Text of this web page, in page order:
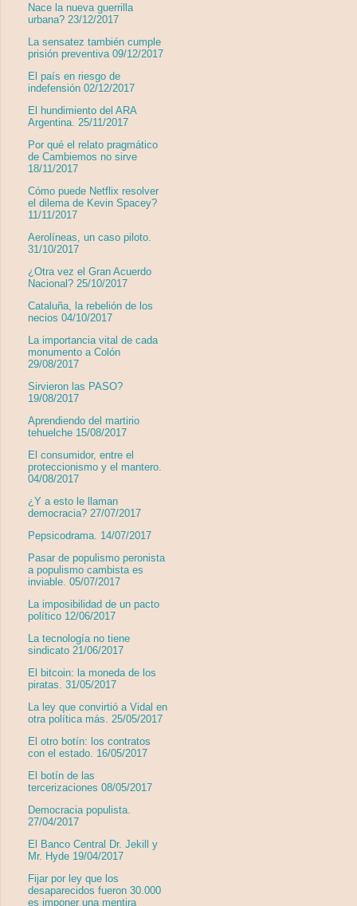
Nace la nueva guerrilla
urbana? 23/12/2017
La sensatez también cumple
prisión preventiva 09/12/2017
El país en riesgo de
indefensión 02/12/2017
El hundimiento del ARA
Argentina. 25/11/2017
Por qué el relato pragmático
de Cambiemos no sirve
18/11/2017
Cómo puede Netflix resolver
el dilema de Kevin Spacey?
11/11/2017
Aerolíneas, un caso piloto.
31/10/2017
¿Otra vez el Gran Acuerdo
Nacional? 25/10/2017
Cataluña, la rebelión de los
necios 04/10/2017
La importancia vital de cada
monumento a Colón
29/08/2017
Sirvieron las PASO?
19/08/2017
Aprendiendo del martirio
tehuelche 15/08/2017
El consumidor, entre el
proteccionismo y el mantero.
04/08/2017
¿Y a esto le llaman
democracia? 27/07/2017
Pepsicodrama. 14/07/2017
Pasar de populismo peronista
a populismo cambista es
inviable. 05/07/2017
La imposibilidad de un pacto
político 12/06/2017
La tecnología no tiene
sindicato 21/06/2017
El bitcoin: la moneda de los
piratas. 31/05/2017
La ley que convirtió a Vidal en
otra política más. 25/05/2017
El otro botín: los contratos
con el estado. 16/05/2017
El botín de las
tercerizaciones 08/05/2017
Democracia populista.
27/04/2017
El Banco Central Dr. Jekill y
Mr. Hyde 19/04/2017
Fijar por ley que los
desaparecidos fueron 30.000
es imponer una mentira